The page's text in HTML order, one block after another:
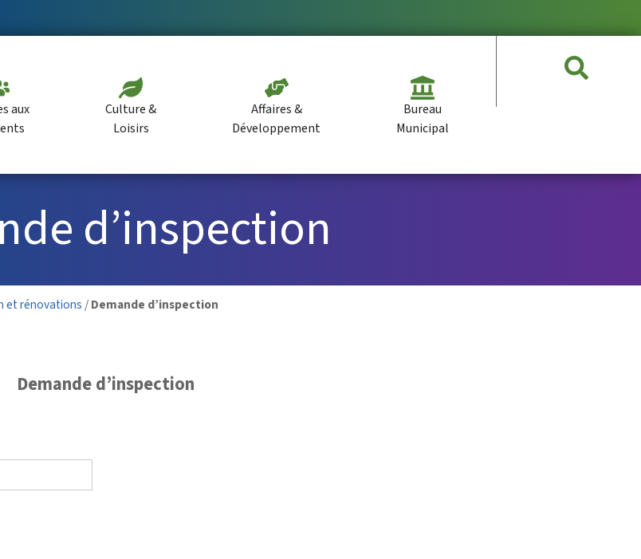
aux
Culture &
Loisirs
Affaires &
Développement
Bureau
Municipal
d’inspection
et rénovations /Demande d’inspection
Demande d’inspection